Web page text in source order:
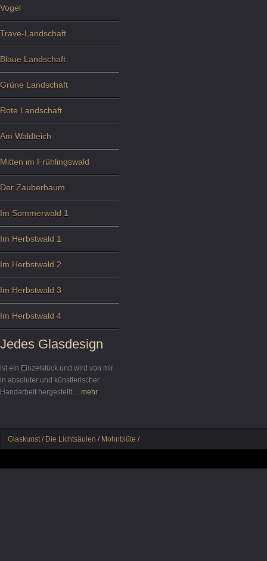
Vogel
Trave-Landschaft
Blaue Landschaft
Grüne Landschaft
Rote Landschaft
Am Waldteich
Mitten im Frühlingswald
Der Zauberbaum
Im Sommerwald 1
Im Herbstwald 1
Im Herbstwald 2
Im Herbstwald 3
Im Herbstwald 4
Jedes Glasdesign
ist ein Einzelstück und wird von mir
in absoluter und künstlerischer
Handarbeit hergestellt... mehr
Glaskunst/ Die Lichtsäulen / Mohnblüte /